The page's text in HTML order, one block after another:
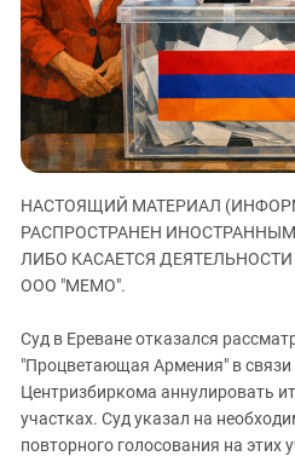
Дагестан
Ингушетия
Кабардино-Балкария
Калмыкия
Карачаево-Черкесия
Краснодарский край
Российская Федерация
Северная Осетия - Алания
СКФО
Ставропольский край
НАСТОЯЩИЙ МАТЕРИАЛ
РАСПРОСТРАНЕН
ЛИБО КАСАЕТСЯ
ООО "МЕМО".
Суд в Ереване отказался
"Процветающая Армения" в
Центризбиркома аннулировать
участках. Суд указал на
повторного голосования на этих